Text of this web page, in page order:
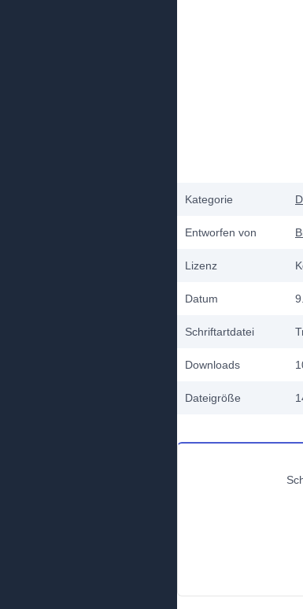
Kategorie
Entworfen von
Lizenz
Datum
Schriftartdatei
Downloads
Dateigröße